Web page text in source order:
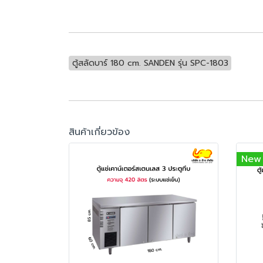
ตู้สลัดบาร์ 180 cm. SANDEN รุ่น SPC-1803
สินค้าเกี่ยวข้อง
New